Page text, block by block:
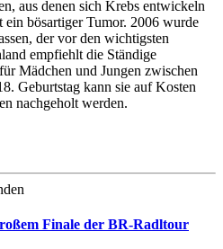
aus denen sich Krebs entwickeln
ein bösartiger Tumor. 2006 wurde
der vor den wichtigsten
empfiehlt die Ständige
Mädchen und Jungen zwischen
Geburtstag kann sie auf Kosten
nachgeholt werden.
Finale der BR-Radltour